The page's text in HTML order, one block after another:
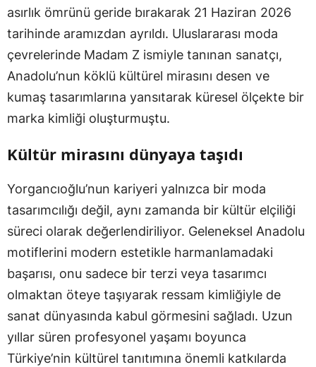
asırlık ömrünü geride bırakarak 21 Haziran 2026
tarihinde aramızdan ayrıldı. Uluslararası moda
çevrelerinde Madam Z ismiyle tanınan sanatçı,
Anadolu’nun köklü kültürel mirasını desen ve
kumaş tasarımlarına yansıtarak küresel ölçekte bir
marka kimliği oluşturmuştu.
Kültür mirasını dünyaya taşıdı
Yorgancıoğlu’nun kariyeri yalnızca bir moda
tasarımcılığı değil, aynı zamanda bir kültür elçiliği
süreci olarak değerlendiriliyor. Geleneksel Anadolu
motiflerini modern estetikle harmanlamadaki
başarısı, onu sadece bir terzi veya tasarımcı
olmaktan öteye taşıyarak ressam kimliğiyle de
sanat dünyasında kabul görmesini sağladı. Uzun
yıllar süren profesyonel yaşamı boyunca
Türkiye’nin kültürel tanıtımına önemli katkılarda